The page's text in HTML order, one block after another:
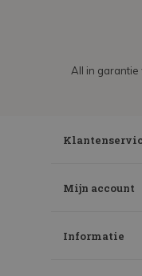
All in
Mijn account
Informatie